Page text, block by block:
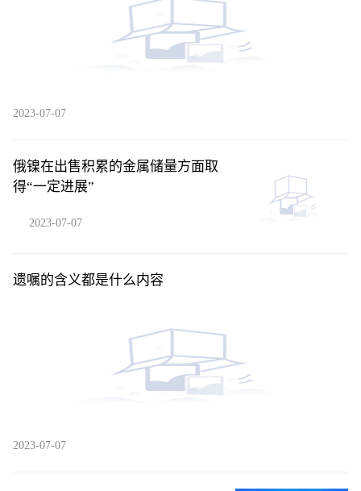
2023-07-07
俄镍在出售积累的金属储量方面取
得“一定进展”
2023-07-07
遗嘱的含义都是什么内容
2023-07-07